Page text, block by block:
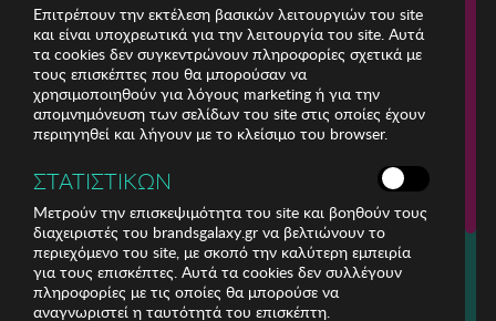
Για τηλεφωνικές παραγγελίες καλέστε
211 18 94 400
(Δευτέρα έως Παρασκευή 9:30 - 14:30 & 24ώρες Φωνητική Πύλη)
Επιτρέπουν την εκτέλεση βασικών λειτουργιών του site
και είναι υποχρεωτικά για την λειτουργία του site. Αυτά
τα cookies δεν συγκεντρώνουν πληροφορίες σχετικά με
τους επισκέπτες που θα μπορούσαν να
χρησιμοποιηθούν για λόγους marketing ή για την
απομνημόνευση των σελίδων του site στις οποίες έχουν
περιηγηθεί και λήγουν με το κλείσιμο του browser.
ΣΤΑΤΙΣΤΙΚΩΝ
Μετρούν την επισκεψιμότητα του site και βοηθούν τους
διαχειριστές του brandsgalaxy.gr να βελτιώνουν το
περιεχόμενο του site, με σκοπό την καλύτερη εμπειρία
για τους επισκέπτες. Αυτά τα cookies δεν συλλέγουν
πληροφορίες με τις οποίες θα μπορούσε να
αναγνωριστεί η ταυτότητά του επισκέπτη.